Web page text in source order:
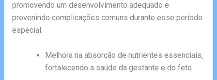
promovendo um desenvolvimento adequado e
prevenindo complicações comuns durante esse período
especial.
Melhora na absorção de nutrientes essenciais,
fortalecendo a saúde da gestante e do feto